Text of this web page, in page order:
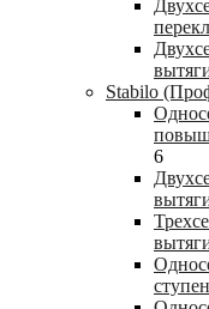
Stabilo
6